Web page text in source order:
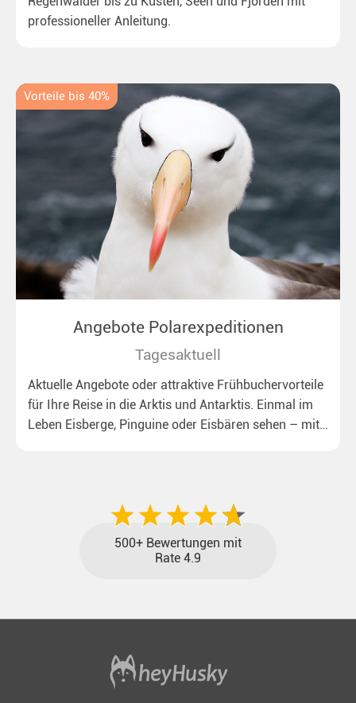
professioneller Anleitung.
Vorteile bis 40%
Angebote Polarexpeditionen
Tagesaktuell
Aktuelle Angebote oder attraktive Frühbuchervorteile
für Ihre Reise in die Arktis und Antarktis. Einmal im
Leben Eisberge, Pinguine oder Eisbären sehen – mit
500+ Bewertungen mit
Rate 4.9